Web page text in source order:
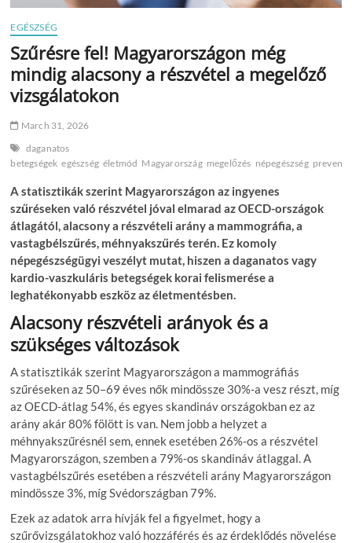
EGÉSZSÉG
Szűrésre fel! Magyarországon még
mindig alacsony a részvétel a megelőző
vizsgálatokon
March 31, 2026
daganatos
betegségek egészség életmód Magyarország megelőzés népegészség
A statisztikák szerint Magyarországon az ingyenes
szűréseken való részvétel jóval elmarad az OECD-országok
átlagától, alacsony a részvételi arány a mammográfia, a
vastagbélszűrés, méhnyakszűrés terén. Ez komoly
népegészségügyi veszélyt mutat, hiszen a daganatos vagy
kardio-vaszkuláris betegségek korai felismerése a
leghatékonyabb eszköz az életmentésben.
Alacsony részvételi arányok és a
szükséges változások
A statisztikák szerint Magyarországon a mammográfiás
szűréseken az 50–69 éves nők mindössze 30%-a vesz részt, míg
az OECD-átlag 54%, és egyes skandináv országokban ez az
arány akár 80% fölött is van. Nem jobb a helyzet a
méhnyakszűrésnél sem, ennek esetében 26%-os a részvétel
Magyarországon, szemben a 79%-os skandináv átlaggal. A
vastagbélszűrés esetében a részvételi arány Magyarországon
mindössze 3%, míg Svédországban 79%.
Ezek az adatok arra hívják fel a figyelmet, hogy a
szűrővizsgálatokhoz való hozzáférés és az érdeklődés növelése